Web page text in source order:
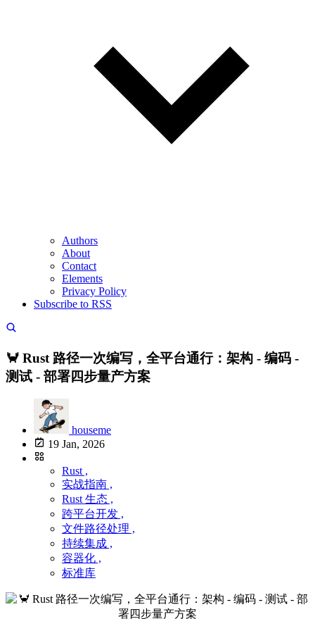
Authors
About
Contact
Elements
Privacy Policy
Subscribe to RSS
🦀 Rust 路径一次编写，全平台通行：架构 - 编码 -
测试 - 部署四步量产方案
houseme
19 Jan, 2026
Rust ,
实战指南 ,
Rust 生态 ,
跨平台开发 ,
文件路径处理 ,
持续集成 ,
容器化 ,
标准库